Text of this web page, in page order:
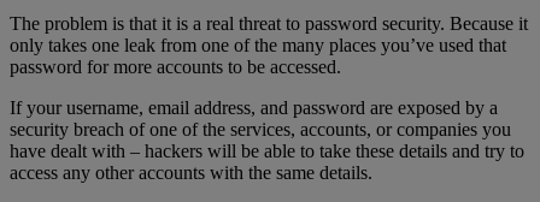
The problem is that it is a real threat to password security. Because it
only takes one leak from one of the many places you’ve used that
password for more accounts to be accessed.
If your username, email address, and password are exposed by a
security breach of one of the services, accounts, or companies you
have dealt with – hackers will be able to take these details and try to
access any other accounts with the same details.